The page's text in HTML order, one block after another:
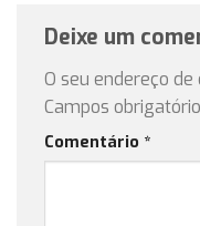
Deixe um
O seu endereço
Campos
Comentário *